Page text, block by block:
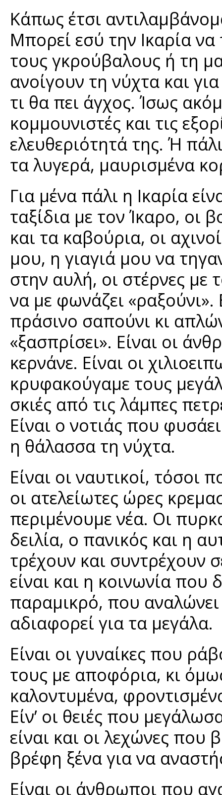
Κάπως έτσι
Μπορεί εσύ την Ικαρία να
τους γκρούβαλους ή τη
ανοίγουν τη νύχτα και
τι θα πει άγχος. Ίσως
κομμουνιστές και τις
ελευθεριότητά της. Ή
τα λυγερά, μαυρισμένα
Για μένα πάλι η Ικαρία
ταξίδια με τον Ίκαρο, οι
και τα καβούρια, οι
μου, η γιαγιά μου να
στην αυλή, οι στέρνες με
να με φωνάζει «ραξούνι».
πράσινο σαπούνι κι
«ξασπρίσει». Είναι οι
κερνάνε. Είναι οι
κρυφακούγαμε τους
σκιές από τις λάμπες
Είναι ο νοτιάς που
η θάλασσα τη νύχτα.
Είναι οι ναυτικοί, τόσοι
οι ατελείωτες ώρες
περιμένουμε νέα. Οι
δειλία, ο πανικός και η
τρέχουν και συντρέχουν
είναι και η κοινωνία που
παραμικρό, που αναλώνει
αδιαφορεί για τα μεγάλα.
Είναι οι γυναίκες που
τους με αποφόρια, κι
καλοντυμένα,
Είν’ οι θειές που
είναι και οι λεχώνες
βρέφη ξένα για να
Είναι οι άνθρωποι που